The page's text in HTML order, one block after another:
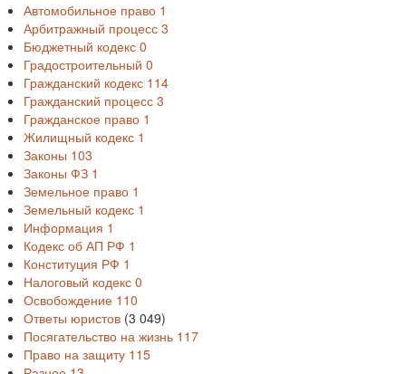
Автомобильное право 1
Арбитражный процесс 3
Бюджетный кодекс 0
Градостроительный 0
Гражданский кодекс 114
Гражданский процесс 3
Гражданское право 1
Жилищный кодекс 1
Законы 103
Законы ФЗ 1
Земельное право 1
Земельный кодекс 1
Информация 1
Кодекс об АП РФ 1
Конституция РФ 1
Налоговый кодекс 0
Освобождение 110
Ответы юристов (3 049)
Посягательство на жизнь 117
Право на защиту 115